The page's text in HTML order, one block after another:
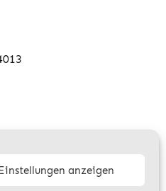
anzeigen